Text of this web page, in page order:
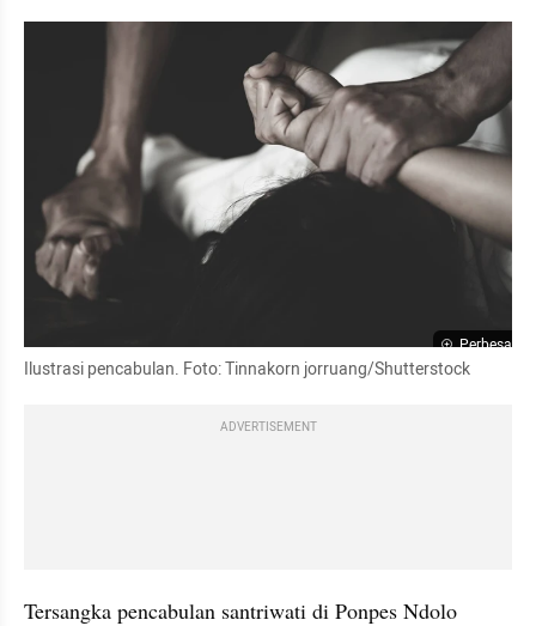
Perbesar
Ilustrasi pencabulan. Foto: Tinnakorn jorruang/Shutterstock
ADVERTISEMENT
Tersangka pencabulan santriwati di Ponpes Ndolo